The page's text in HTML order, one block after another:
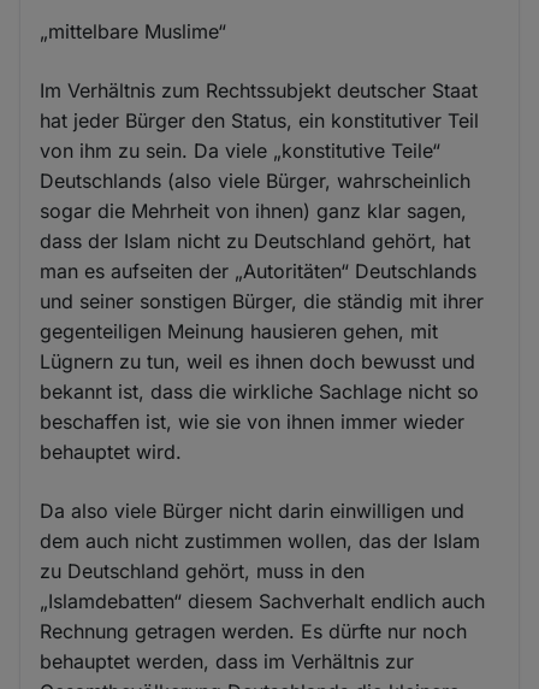
„mittelbare Muslime“
Im Verhältnis zum Rechtssubjekt deutscher Staat
hat jeder Bürger den Status, ein konstitutiver Teil
von ihm zu sein. Da viele „konstitutive Teile“
Deutschlands (also viele Bürger, wahrscheinlich
sogar die Mehrheit von ihnen) ganz klar sagen,
dass der Islam nicht zu Deutschland gehört, hat
man es aufseiten der „Autoritäten“ Deutschlands
und seiner sonstigen Bürger, die ständig mit ihrer
gegenteiligen Meinung hausieren gehen, mit
Lügnern zu tun, weil es ihnen doch bewusst und
bekannt ist, dass die wirkliche Sachlage nicht so
beschaffen ist, wie sie von ihnen immer wieder
behauptet wird.
Da also viele Bürger nicht darin einwilligen und
dem auch nicht zustimmen wollen, das der Islam
zu Deutschland gehört, muss in den
„Islamdebatten“ diesem Sachverhalt endlich auch
Rechnung getragen werden. Es dürfte nur noch
behauptet werden, dass im Verhältnis zur